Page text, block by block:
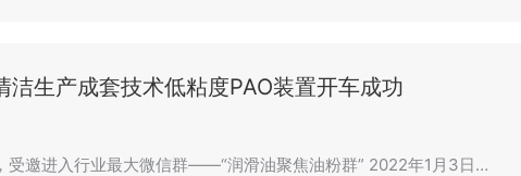
生产成套技术低粘度PAO装置开车成功
受邀进入行业最大微信群——“润滑油聚焦油粉群” 2022年1月3日…